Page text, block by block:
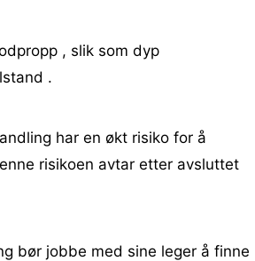
, slik som dyp
.
har en økt risiko for å
risikoen avtar etter avsluttet
bør jobbe med sine leger å finne